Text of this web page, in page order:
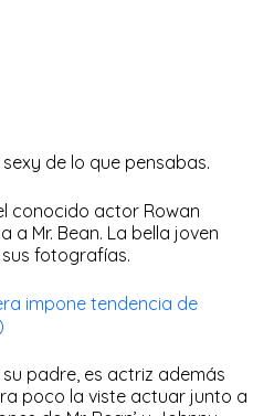
de lo que pensabas.
conocido actor Rowan
a Mr. Bean. La bella joven
fotografías.
impone tendencia de
padre, es actriz además
poco la viste actuar junto a